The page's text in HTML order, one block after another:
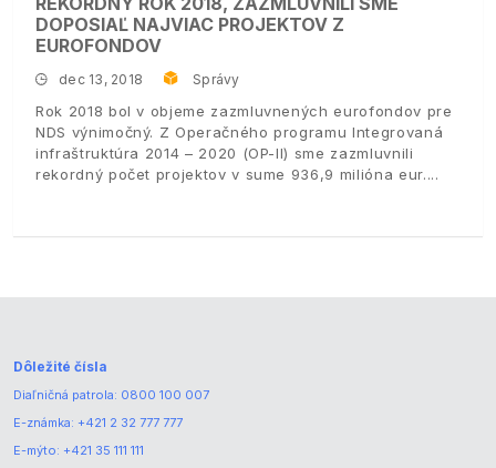
DOPOSIAĽ NAJVIAC PROJEKTOV Z
EUROFONDOV
dec 13, 2018 Správy
Rok 2018 bol v objeme zazmluvnených eurofondov pre
NDS výnimočný. Z Operačného programu Integrovaná
infraštruktúra 2014 – 2020 (OP-II) sme zazmluvnili
rekordný počet projektov v sume 936,9 milióna eur.
Dôležité čísla
Diaľničná patrola: 0800 100 007
E-známka: +421 2 32 777 777
E-mýto: +421 35 111 111